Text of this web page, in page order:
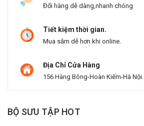
Đổi hàng dễ dàng,nhanh chóng
Tiết kiệm thời gian.
Mua sắm dễ hơn khi online.
Địa Chỉ Cửa Hàng
156 Hàng Bông-Hoàn Kiếm-Hà Nội.
BỘ SƯU TẬP HOT